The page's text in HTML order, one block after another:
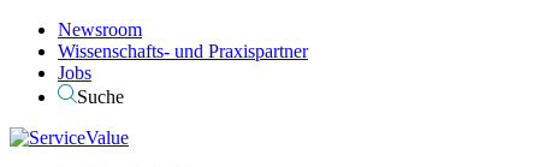
Newsroom
Wissenschafts- und Praxispartner
Jobs
Suche